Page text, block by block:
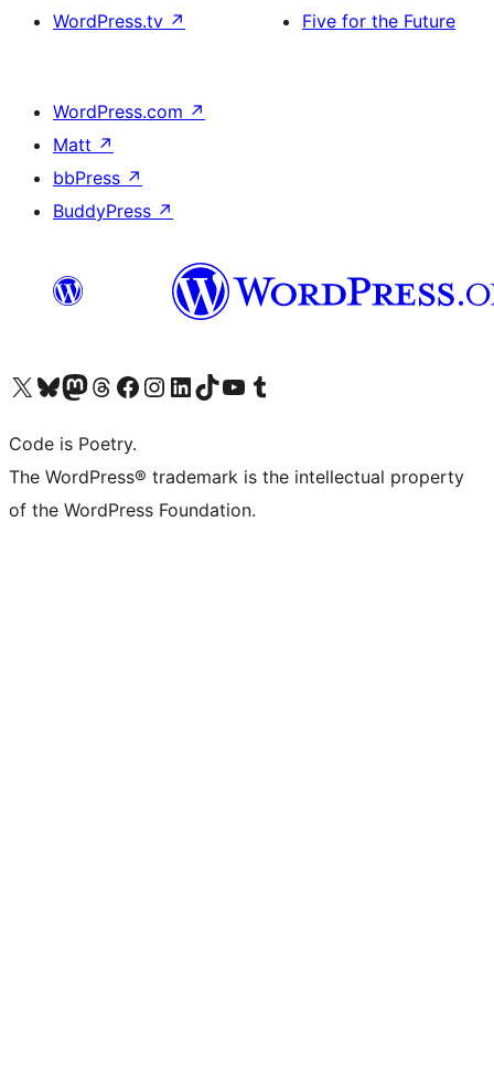
WordPress.tv ↗
Five for the Future
WordPress.com ↗
Matt ↗
bbPress ↗
BuddyPress ↗
Bezoek ons X (voorheen Twitter) account
Bezoek onze Bluesky account
Bezoek ons Mastodon account
Bezoek onze Threads account
Onze Facebookpagina bezoeken
Bezoek onze Instagram account
Bezoek onze LinkedIn account
Bezoek onze TikTok account
Bezoek ons YouTube kanaalBezoek onze Tumblr account
Code is Poetry.
The WordPress® trademark is the intellectual property
of the WordPress Foundation.